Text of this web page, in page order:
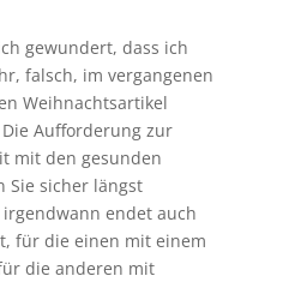
gewundert, dass ich
falsch, im vergangenen
Weihnachtsartikel
Aufforderung zur
mit den gesunden
Sie sicher längst
endet auch
für die einen mit einem
die anderen mit